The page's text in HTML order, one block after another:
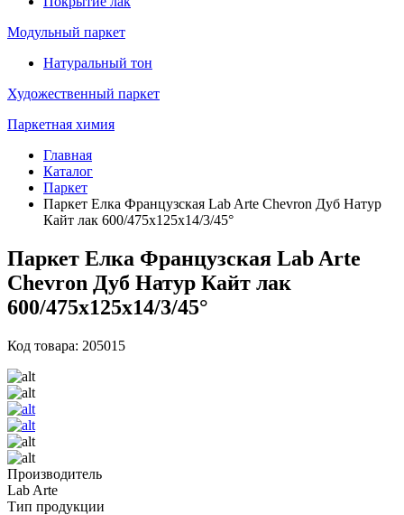
Модульный паркет
Натуральный тон
Художественный паркет
Паркетная химия
Главная
Каталог
Паркет
Паркет Елка Французская Lab Arte Chevron Дуб Натур
Кайт лак 600/475х125х14/3/45°
Паркет Елка Французская Lab Arte
Chevron Дуб Натур Кайт лак
600/475х125х14/3/45°
Код товара: 205015
Производитель
Lab Arte
Тип продукции